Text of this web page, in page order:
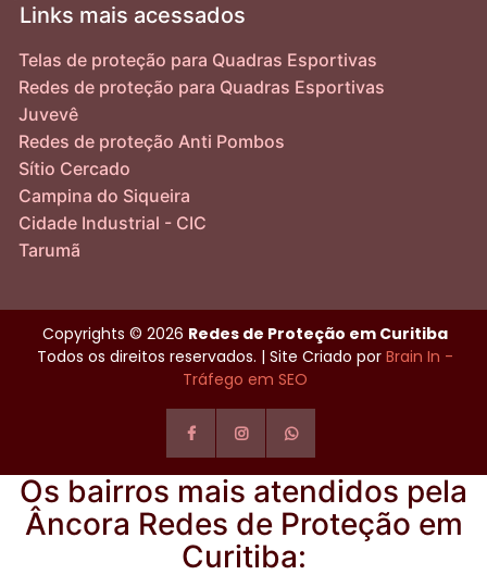
Links mais acessados
Telas de proteção para Quadras Esportivas
Redes de proteção para Quadras Esportivas
Juvevê
Redes de proteção Anti Pombos
Sítio Cercado
Campina do Siqueira
Cidade Industrial - CIC
Tarumã
Copyrights © 2026 Redes de Proteção em Curitiba
Todos os direitos reservados. | Site Criado por Brain In -
Tráfego em SEO
Os bairros mais atendidos pela
Âncora Redes de Proteção em
Curitiba: